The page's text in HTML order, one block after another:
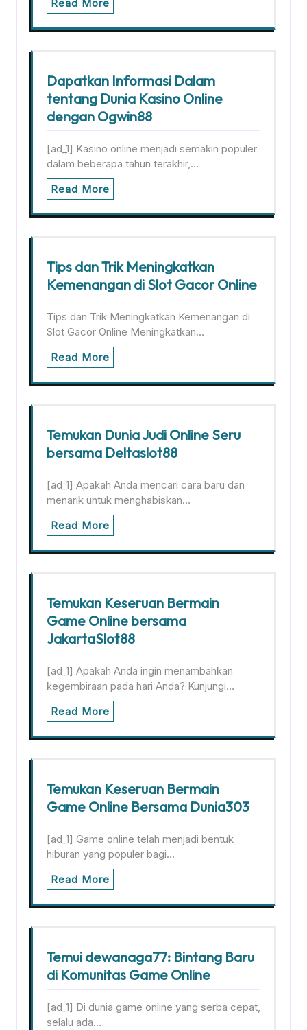
Read More
Dapatkan Informasi Dalam
tentang Dunia Kasino Online
dengan Ogwin88
[ad_1] Kasino online menjadi semakin populer
dalam beberapa tahun terakhir,…
Read More
Tips dan Trik Meningkatkan
Kemenangan di Slot Gacor Online
Tips dan Trik Meningkatkan Kemenangan di
Slot Gacor Online Meningkatkan…
Read More
Temukan Dunia Judi Online Seru
bersama Deltaslot88
[ad_1] Apakah Anda mencari cara baru dan
menarik untuk menghabiskan…
Read More
Temukan Keseruan Bermain
Game Online bersama
JakartaSlot88
[ad_1] Apakah Anda ingin menambahkan
kegembiraan pada hari Anda? Kunjungi…
Read More
Temukan Keseruan Bermain
Game Online Bersama Dunia303
[ad_1] Game online telah menjadi bentuk
hiburan yang populer bagi…
Read More
Temui dewanaga77: Bintang Baru
di Komunitas Game Online
[ad_1] Di dunia game online yang serba cepat,
selalu ada…